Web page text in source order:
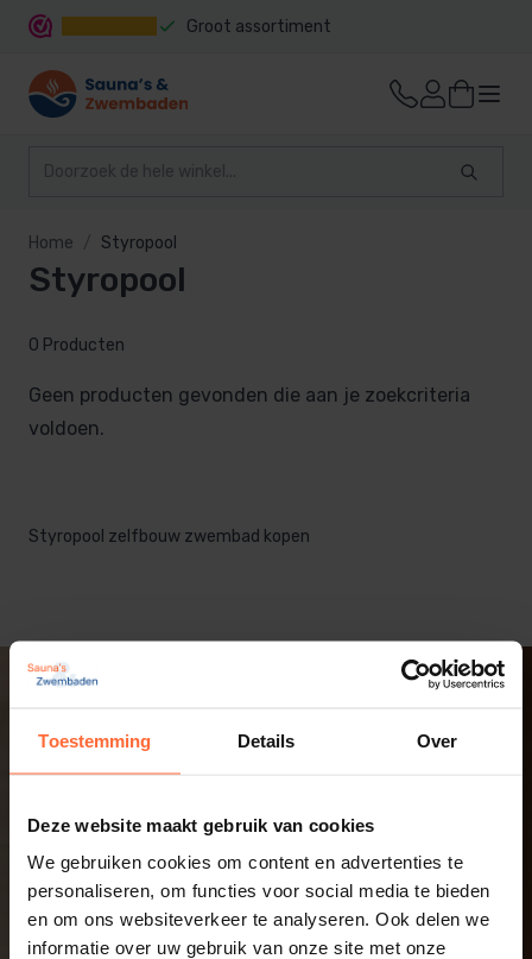
Toestemming Details Over
Deze website maakt gebruik van cookies
We gebruiken cookies om content en advertenties te
personaliseren, om functies voor social media te bieden
en om ons websiteverkeer te analyseren. Ook delen we
informatie over uw gebruik van onze site met onze
Groot assortiment
Home Styropool
Styropool
0 Producten
Geen producten gevonden die aan je zoekcriteria
voldoen.
Styropool zelfbouw zwembad kopen